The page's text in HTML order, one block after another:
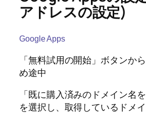
アドレスの設定)
Google Apps
「無料試用の開始」ボタンか
め途中
「既に購入済みのドメイン名
を選択し、取得しているドメイ